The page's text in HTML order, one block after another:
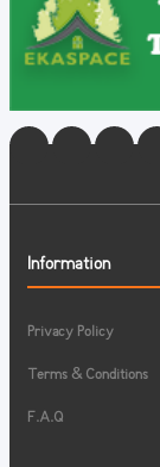
Information
Privacy Policy
Terms & Conditions
F.A.Q